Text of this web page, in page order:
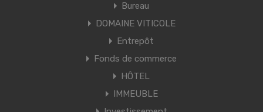
Bureau
DOMAINE VITICOLE
Entrepôt
Fonds de commerce
HÔTEL
IMMEUBLE